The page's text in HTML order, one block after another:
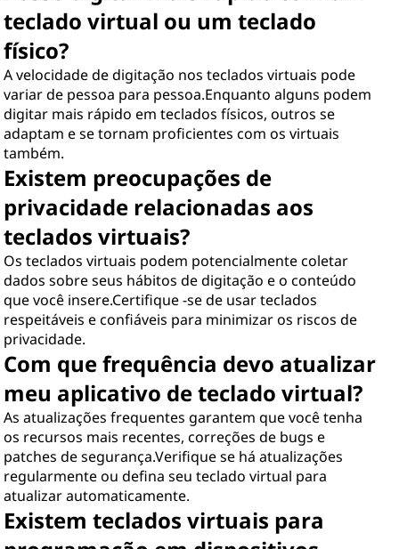
teclado virtual ou um teclado
físico?
A velocidade de digitação nos teclados virtuais pode
variar de pessoa para pessoa.Enquanto alguns podem
digitar mais rápido em teclados físicos, outros se
adaptam e se tornam proficientes com os virtuais
também.
Existem preocupações de
privacidade relacionadas aos
teclados virtuais?
Os teclados virtuais podem potencialmente coletar
dados sobre seus hábitos de digitação e o conteúdo
que você insere.Certifique -se de usar teclados
respeitáveis ​​e confiáveis ​​para minimizar os riscos de
privacidade.
Com que frequência devo atualizar
meu aplicativo de teclado virtual?
As atualizações frequentes garantem que você tenha
os recursos mais recentes, correções de bugs e
patches de segurança.Verifique se há atualizações
regularmente ou defina seu teclado virtual para
atualizar automaticamente.
Existem teclados virtuais para